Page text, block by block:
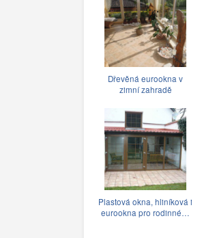
Dřevěná eurookna v
zimní zahradě
Plastová okna, hliníková i
eurookna pro rodinné…